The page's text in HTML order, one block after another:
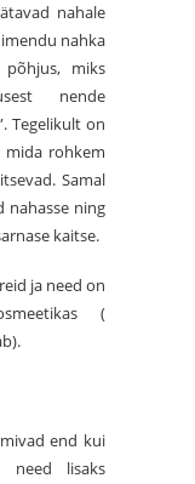
nahale
nahka
miks
nende
Tegelikult on
rohkem
Samal
nahasse ning
kaitse.
ja need on
(
end kui
need lisaks